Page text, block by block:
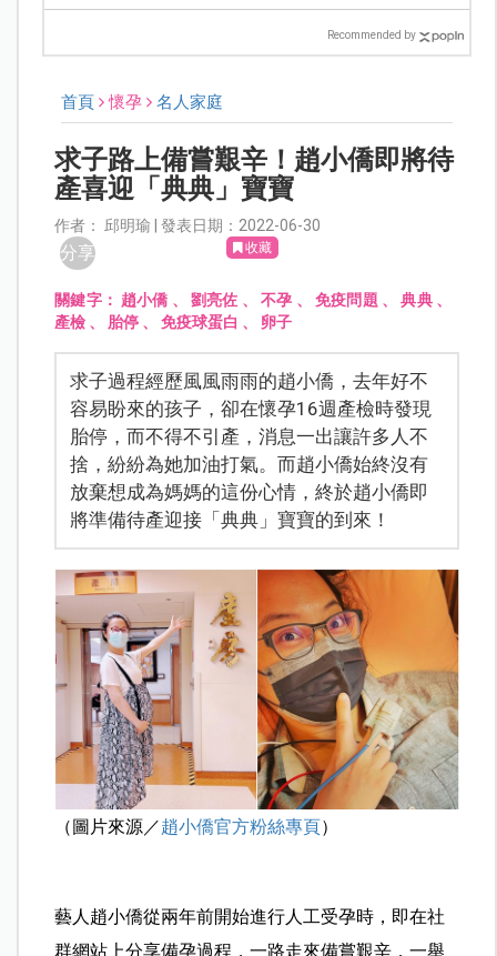
Recommended by
首頁 懷孕 名人家庭
求子路上備嘗艱辛！趙小僑即將待
產喜迎「典典」寶寶
作者： 邱明瑜 | 發表日期：2022-06-30
分享 收藏
關鍵字： 趙小僑 、劉亮佐 、不孕 、免疫問題 、典典、
產檢 、 胎停 、免疫球蛋白 、 卵子
求子過程經歷風風雨雨的趙小僑，去年好不
容易盼來的孩子，卻在懷孕16週產檢時發現
胎停，而不得不引產，消息一出讓許多人不
捨，紛紛為她加油打氣。而趙小僑始終沒有
放棄想成為媽媽的這份心情，終於趙小僑即
將準備待產迎接「典典」寶寶的到來！
（圖片來源／趙小僑官方粉絲專頁）
藝人趙小僑從兩年前開始進行人工受孕時，即在社
群網站上分享備孕過程，一路走來備嘗艱辛，一舉